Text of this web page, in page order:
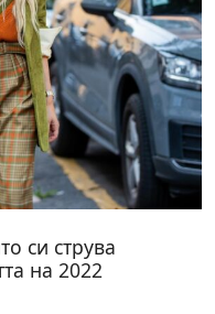
си струва
на 2022